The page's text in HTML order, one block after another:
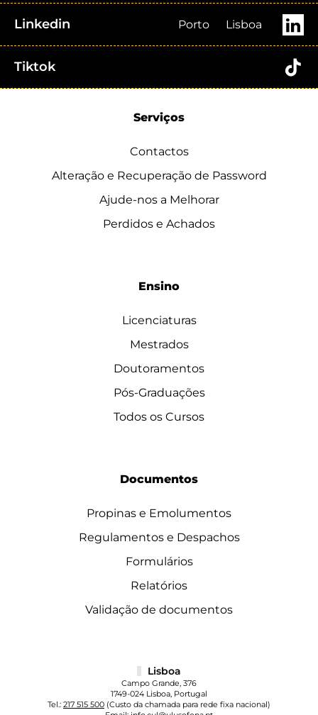
Linkedin Porto Lisboa
Tiktok
Serviços
Contactos
Alteração e Recuperação de Password
Ajude-nos a Melhorar
Perdidos e Achados
Ensino
Licenciaturas
Mestrados
Doutoramentos
Pós-Graduações
Todos os Cursos
Documentos
Propinas e Emolumentos
Regulamentos e Despachos
Formulários
Relatórios
Validação de documentos
Lisboa
Campo Grande, 376
1749-024 Lisboa, Portugal
Tel.: 217 515 500 (Custo da chamada para rede fixa nacional)